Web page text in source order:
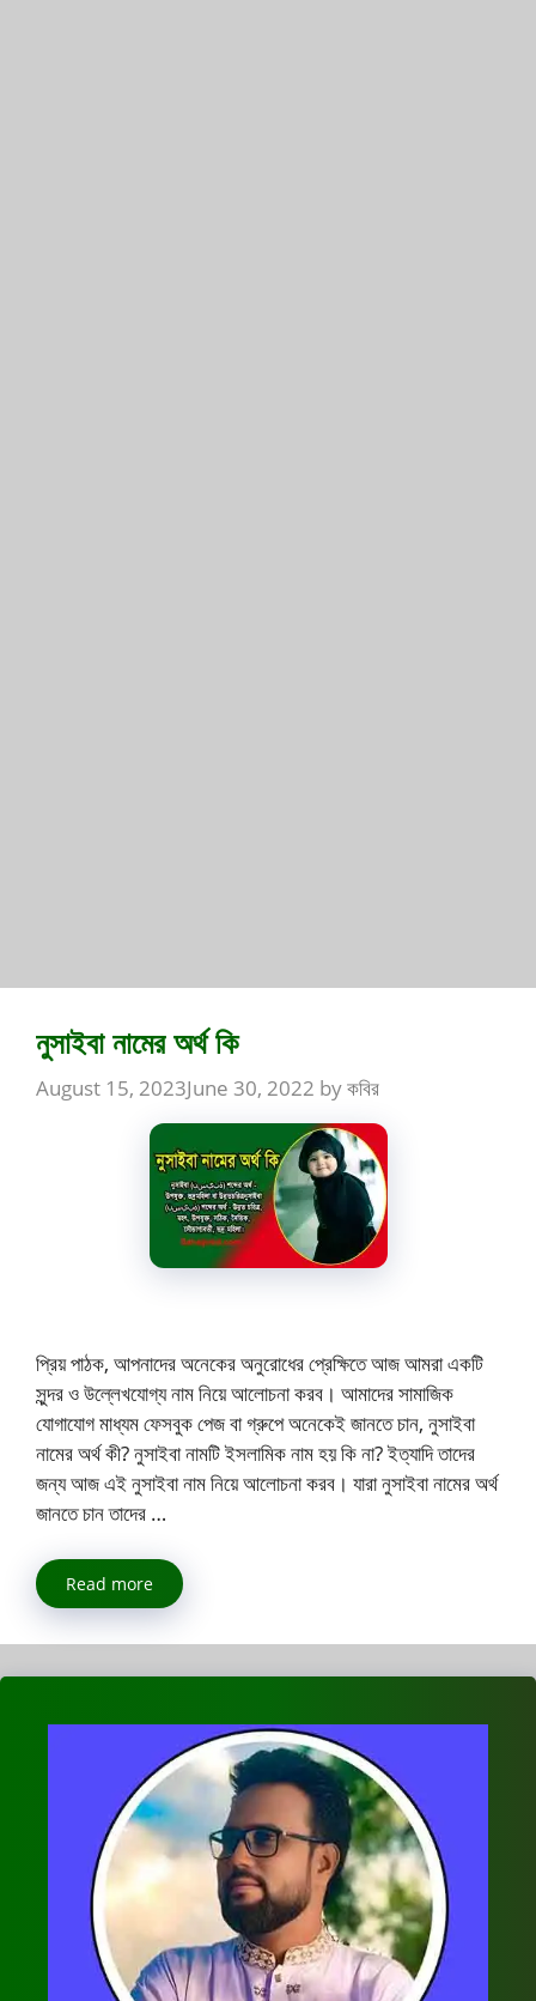
নুসাইবা নামের অর্থ কি
August 15, 2023June 30, 2022 byকবির
প্রিয় পাঠক, আপনাদের অনেকের অনুরোধের প্রেক্ষিতে আজ আমরা একটি
সুন্দর ও উল্লেখযোগ্য নাম নিয়ে আলোচনা করব। আমাদের সামাজিক
যোগাযোগ মাধ্যম ফেসবুক পেজ বা গ্রুপে অনেকেই জানতে চান, নুসাইবা
নামের অর্থ কী? নুসাইবা নামটি ইসলামিক নাম হয় কি না? ইত্যাদি তাদের
জন্য আজ এই নুসাইবা নাম নিয়ে আলোচনা করব। যারা নুসাইবা নামের অর্থ
জানতে চান তাদের …
Read more